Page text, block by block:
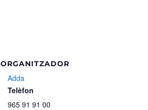
ORGANITZADOR
Adda
Telèfon
965 91 91 00